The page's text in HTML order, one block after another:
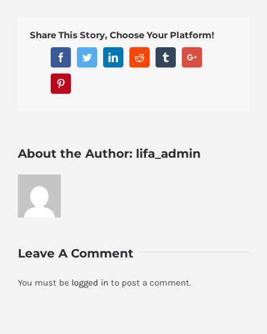
Share This Story, Choose Your Platform!
FacebookTwitterLinkedinReddit TumblrGoogle+
About the Author: lifa_admin
Leave A Comment
You must be logged in to post a comment.